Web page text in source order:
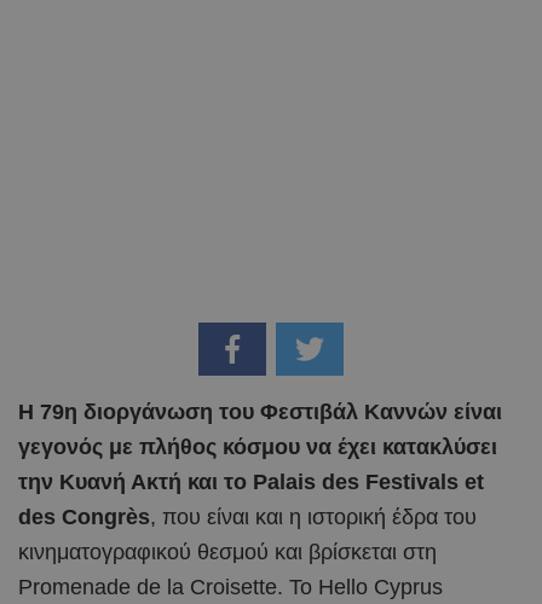
Η 79η διοργάνωση του Φεστιβάλ Καννών είναι
γεγονός με πλήθος κόσμου να έχει κατακλύσει
την Κυανή Ακτή και το Palais des Festivals et
des Congrès, που είναι και η ιστορική έδρα του
κινηματογραφικού θεσμού και βρίσκεται στη
Promenade de la Croisette. Το Hello Cyprus